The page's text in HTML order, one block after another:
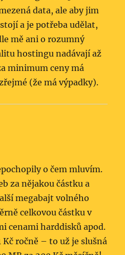
data, ale aby jim
a je potřeba udělat,
mě ani o rozumný
hostingu nadávají až
minimum ceny má
(že má výpadky).
o čem mluvím.
za nějakou částku a
megabajt volného
celkovou částku v
cenami harddisků apod.
Kč ročně – to už je slušná